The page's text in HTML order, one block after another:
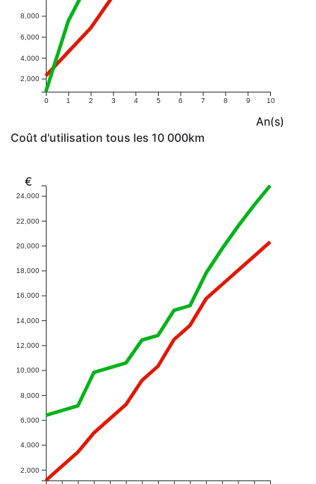
0 1 2 3 4 5 6 7 8 9 10
2,000
4,000
6,000
8,000
An(s)
Coût d'utilisation tous les 10 000km
2,000
4,000
6,000
8,000
10,000
12,000
14,000
16,000
18,000
20,000
22,000
24,000
€